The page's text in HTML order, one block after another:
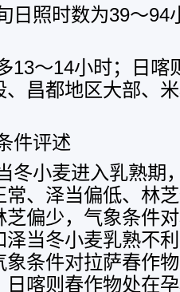
日照时数为39～
13～14小时；日喀
、昌都地区大部、
件评述
冬小麦进入乳熟期
常、泽当偏低、林
芝偏少，气象条件
泽当冬小麦乳熟不
条件对拉萨春作
日喀则春作物处在